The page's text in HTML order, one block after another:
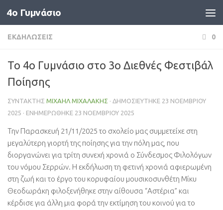
Skip to content
4o Γυμνάσιο
ΕΚΔΗΛΏΣΕΙΣ 0
Το 4ο Γυμνάσιο στο 3ο Διεθνές Φεστιβάλ
Ποίησης
ΣΥΝΤΆΚΤΗΣ ΜΙΧΑΉΛ ΜΙΧΑΛΆΚΗΣ · ΔΗΜΟΣΙΕΎΤΗΚΕ 23 ΝΟΕΜΒΡΊΟΥ
2025 · ΕΝΗΜΕΡΏΘΗΚΕ 23 ΝΟΕΜΒΡΊΟΥ 2025
Την Παρασκευή 21/11/2025 το σχολείο μας συμμετείχε στη
μεγαλύτερη γιορτή της ποίησης για την πόλη μας, που
διοργανώνει για τρίτη συνεχή χρονιά ο Σύνδεσμος Φιλολόγων
του νόμου Σερρών. Η εκδήλωση τη φετινή χρονιά αφιερωμένη
στη ζωή και το έργο του κορυφαίου μουσικοσυνθέτη Μίκυ
Θεοδωράκη φιλοξενήθηκε στην αίθουσα “Αστέρια” και
κέρδισε για άλλη μια φορά την εκτίμηση του κοινού για το